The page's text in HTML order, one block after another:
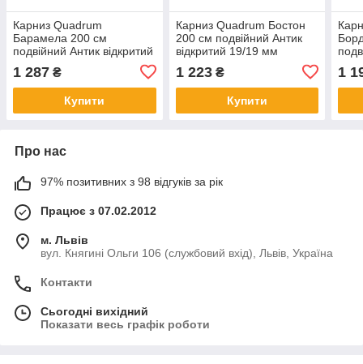
Карниз Quadrum
Барамела 200 см
подвійний Антик відкритий
19/19 мм гладка (кільця з
прищіпками)
1 287 ₴
Купити
Карниз Quadrum Бостон
200 см подвійний Антик
відкритий 19/19 мм
прищіпками)
1 223₴
Купити
1
Про нас
97% позитивних з 98 відгуків за рік
Працює з 07.02.2012
м. Львів
вул. Княгині Ольги 106 (службовий вхід), Львів, Україна
Контакти
Сьогодні вихідний
Показати весь графік роботи